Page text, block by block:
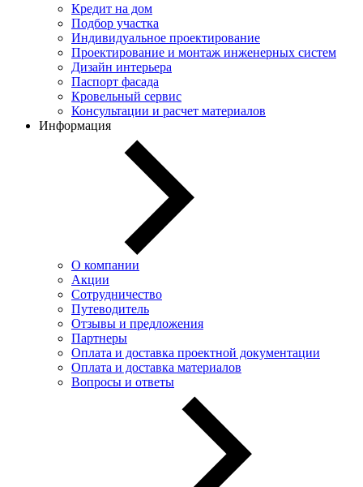
Кредит на дом
Подбор участка
Индивидуальное проектирование
Проектирование и монтаж инженерных систем
Дизайн интерьера
Паспорт фасада
Кровельный сервис
Консультации и расчет материалов
Информация
О компании
Акции
Сотрудничество
Путеводитель
Отзывы и предложения
Партнеры
Оплата и доставка проектной документации
Оплата и доставка материалов
Вопросы и ответы